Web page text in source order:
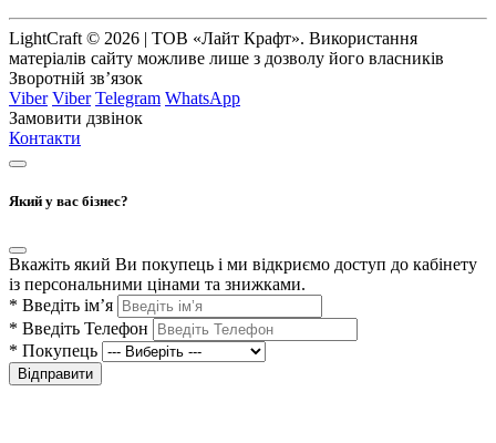
LightCraft © 2026 | ТОВ «Лайт Крафт». Використання
матеріалів сайту можливе лише з дозволу його власників
Зворотній зв’язок
Viber Viber Telegram WhatsApp
Замовити дзвінок
Контакти
Який у вас бізнес?
Вкажіть який Ви покупець і ми відкриємо доступ до кабінету
із персональними цінами та знижками.
* Введіть ім’я
* Введіть Телефон
* Покупець
Відправити